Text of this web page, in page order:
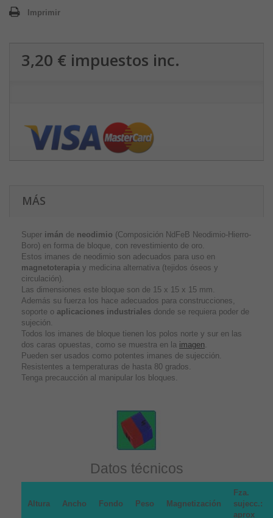
Imprimir
3,20 € impuestos inc.
MÁS
Super imán de neodimio (Composición NdFeB Neodimio-Hierro-
Boro) en forma de bloque, con revestimiento de oro.
Estos imanes de neodimio son adecuados para uso en
magnetoterapia y medicina alternativa (tejidos óseos y
circulación).
Las dimensiones este bloque son de 15 x 15 x 15 mm.
Además su fuerza los hace adecuados para construcciones,
soporte o aplicaciones industriales donde se requiera poder de
sujeción.
Todos los imanes de bloque tienen los polos norte y sur en las
dos caras opuestas, como se muestra en la imagen.
Pueden ser usados como potentes imanes de sujección.
Resistentes a temperaturas de hasta 80 grados.
Tenga precaucción al manipular los bloques.
Datos técnicos
Altura Ancho Fondo Peso Magnetización
Fza.
sujecc.:
aprox